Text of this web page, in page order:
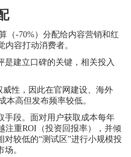
（-70%）分配给内容营销和红
容打动消费者。
是建立口碑的关键，相关投入
威性，因此在官网建设、海外
本高但发布频率较低。
手段。面对用户获取成本每年
注重ROI（投资回报率），并倾
较低的“测试区”进行小规模投
。